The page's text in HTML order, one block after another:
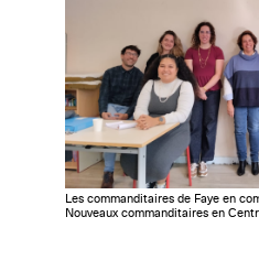
Les commanditaires de Faye en
Nouveaux commanditaires en